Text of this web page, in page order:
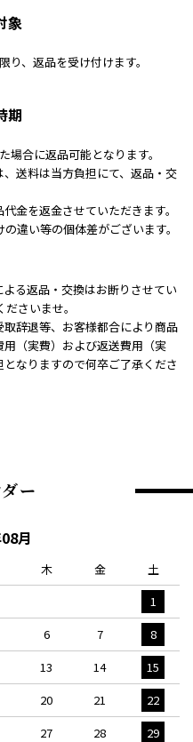
象
、返品を受け付けます。
期
合に返品可能となります。
送料は当方負担にて、返品・交
金を返金させていただきます。
違い等の個体差がございます。
る返品・交換はお断りさせてい
さいませ。
辞退等、お客様都合により商品
（実費）および返送費用（実
なりますので何卒ご了承くださ
ー
月
木 金
土
1
6 7
8
13 14
15
20 21
22
27 28
29